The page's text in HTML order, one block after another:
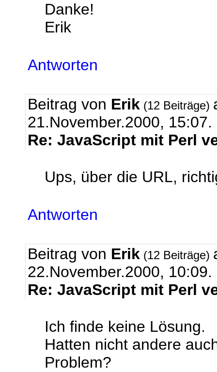
Danke!
Erik
Antworten
Beitrag von Erik (12 Beiträge)
21.November.2000, 15:07.
Re: JavaScript mit Perl
Ups, über die URL,
Antworten
Beitrag von Erik (12 Beiträge)
22.November.2000, 10:09.
Re: JavaScript mit Perl
Ich finde keine Lösung.
Hatten nicht andere
Problem?